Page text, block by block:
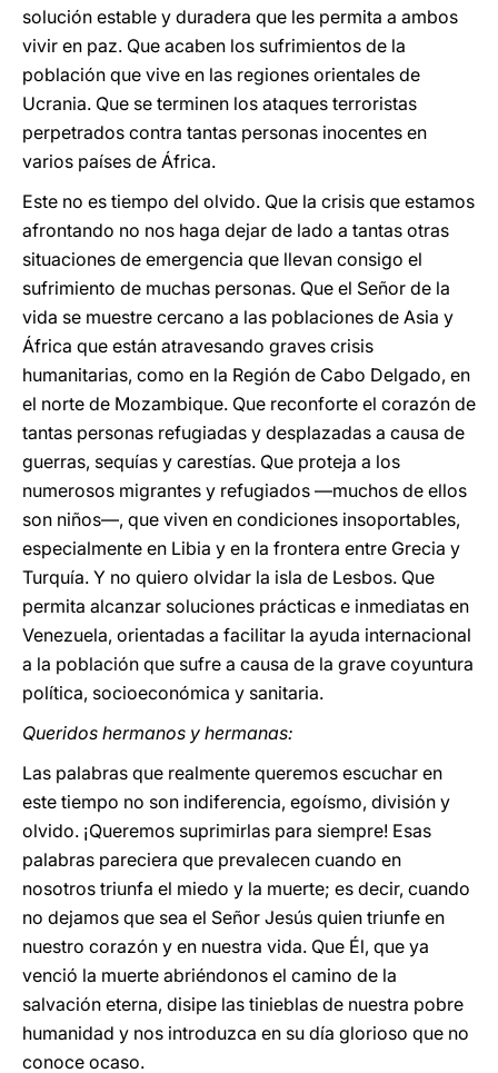
solución estable y duradera que les permita a ambos
vivir en paz. Que acaben los sufrimientos de la
población que vive en las regiones orientales de
Ucrania. Que se terminen los ataques terroristas
perpetrados contra tantas personas inocentes en
varios países de África.
Este no es tiempo del olvido. Que la crisis que estamos
afrontando no nos haga dejar de lado a tantas otras
situaciones de emergencia que llevan consigo el
sufrimiento de muchas personas. Que el Señor de la
vida se muestre cercano a las poblaciones de Asia y
África que están atravesando graves crisis
humanitarias, como en la Región de Cabo Delgado, en
el norte de Mozambique. Que reconforte el corazón de
tantas personas refugiadas y desplazadas a causa de
guerras, sequías y carestías. Que proteja a los
numerosos migrantes y refugiados —muchos de ellos
son niños—, que viven en condiciones insoportables,
especialmente en Libia y en la frontera entre Grecia y
Turquía. Y no quiero olvidar la isla de Lesbos. Que
permita alcanzar soluciones prácticas e inmediatas en
Venezuela, orientadas a facilitar la ayuda internacional
a la población que sufre a causa de la grave coyuntura
política, socioeconómica y sanitaria.
Queridos hermanos y hermanas:
Las palabras que realmente queremos escuchar en
este tiempo no son indiferencia, egoísmo, división y
olvido. ¡Queremos suprimirlas para siempre! Esas
palabras pareciera que prevalecen cuando en
nosotros triunfa el miedo y la muerte; es decir, cuando
no dejamos que sea el Señor Jesús quien triunfe en
nuestro corazón y en nuestra vida. Que Él, que ya
venció la muerte abriéndonos el camino de la
salvación eterna, disipe las tinieblas de nuestra pobre
humanidad y nos introduzca en su día glorioso que no
conoce ocaso.